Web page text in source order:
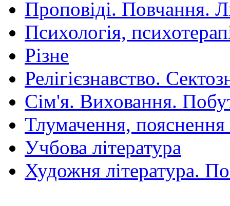
Проповіді. Повчання.
Психологія,
Різне
Релігієзнавство.
Сім'я. Виховання.
Тлумачення,
Учбова література
Художня література.